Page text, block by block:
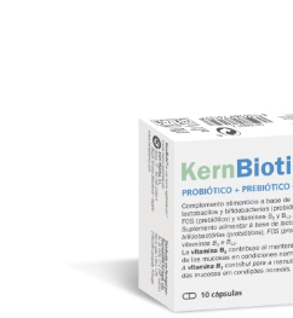
SU
COMPROMISO
CON
MAGIC
LINE
DE